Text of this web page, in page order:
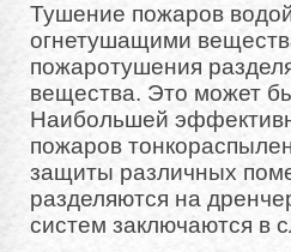
Тушение пожаров
огнетушащими
пожаротушения
вещества. Это может
Наибольшей
пожаров
защиты различных
разделяются на
систем заключаются в